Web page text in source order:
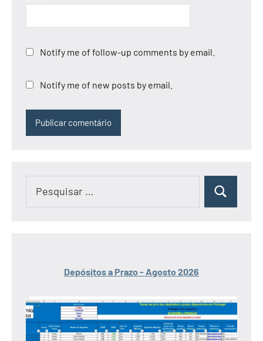
Notify me of follow-up comments by email.
Notify me of new posts by email.
Pesquisar
Depósitos a Prazo - Agosto 2026